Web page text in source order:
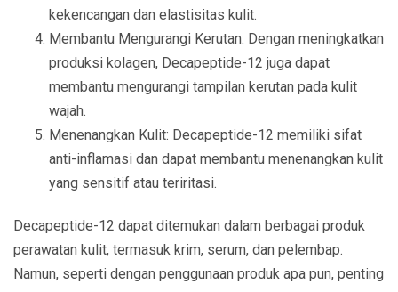
kekencangan dan elastisitas kulit.
Membantu Mengurangi Kerutan: Dengan meningkatkan
produksi kolagen, Decapeptide-12 juga dapat
membantu mengurangi tampilan kerutan pada kulit
wajah.
Menenangkan Kulit: Decapeptide-12 memiliki sifat
anti-inflamasi dan dapat membantu menenangkan kulit
yang sensitif atau teriritasi.
Decapeptide-12 dapat ditemukan dalam berbagai produk
perawatan kulit, termasuk krim, serum, dan pelembap.
Namun, seperti dengan penggunaan produk apa pun, penting